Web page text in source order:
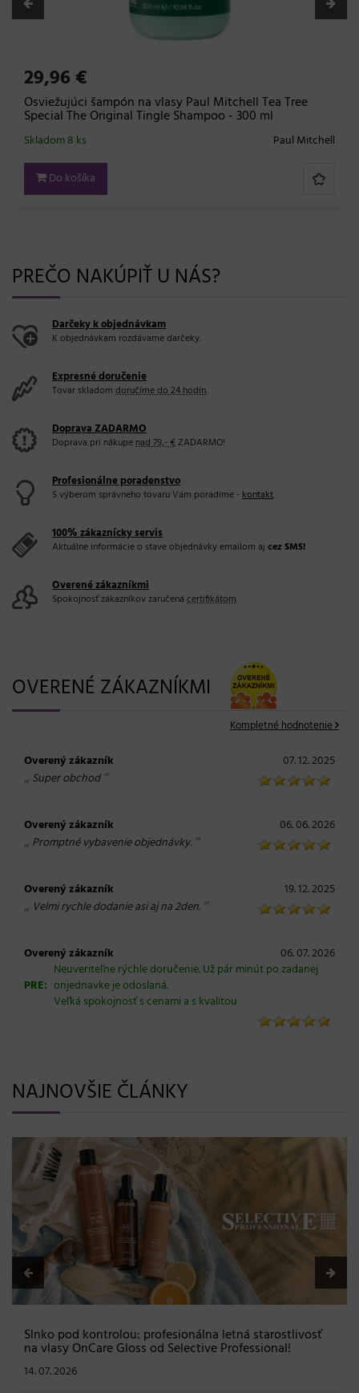
29,96 €
Osviežujúci šampón na vlasy Paul Mitchell Tea Tree
Special The Original Tingle Shampoo - 300 ml
Paul Mitchell
Skladom 8 ks
Do košíka
PREČO NAKÚPIŤ U NÁS?
Darčeky k objednávkam
K objednávkam rozdávame darčeky.
Expresné doručenie
Tovar skladom doručíme do 24 hodín.
Doprava ZADARMO
Doprava pri nákupenad 79,- €ZADARMO!
Profesionálne poradenstvo
S výberom správneho tovaru Vám poradíme -kontakt.
100% zákaznícky servis
Aktuálne informácie o stave objednávky emailom aj cez SMS!
Overené zákazníkmi
Spokojnosť zákazníkov zaručená certifikátom.
OVERENÉ ZÁKAZNÍKMI
Kompletné hodnotenie
Overený zákazník 07. 12. 2025
„ Super obchod“
Overený zákazník 06. 06. 2026
„ Promptné vybavenie objednávky. “
Overený zákazník 19. 12. 2025
„ Velmi rychle dodanie asi aj na 2den. “
Overený zákazník
06. 07. 2026
PRE:
Neuveriteľne rýchle doručenie. Už pár minút po zadanej
onjednavke je odoslaná.
Veľká spokojnosť s cenami a s kvalitou
NAJNOVŠIE ČLÁNKY
BLONDME prichádza s novou érou blond: lesk, glow
efekt a maximálna starostlivosť bez kompromisov
08. 06. 2026